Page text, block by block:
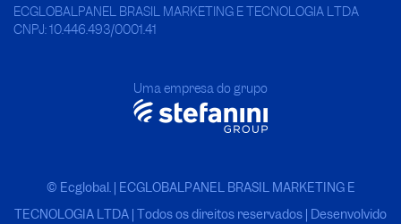
ECGLOBALPANEL BRASIL MARKETING E TECNOLOGIA LTDA
CNPJ: 10.446.493/0001.41
Uma empresa do grupo
© Ecglobal. | ECGLOBALPANEL BRASIL MARKETING E
TECNOLOGIA LTDA | Todos os direitos reservados | Desenvolvido